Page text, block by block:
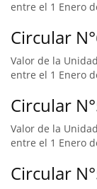
entre el 1 Enero
Circular
Valor de la
entre el 1 Enero
Circular
Valor de la
entre el 1 Enero
Circular